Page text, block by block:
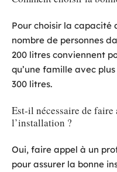
Pour choisir la capacité
nombre de personnes
200 litres conviennent
qu’une famille avec
300 litres.
Est-il nécessaire de
l’installation ?
Oui, faire appel à un
pour assurer la bonne